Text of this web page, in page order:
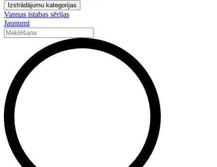
Izstrādājumu kategorijas
Vannas istabas sērijas
Jaunumi